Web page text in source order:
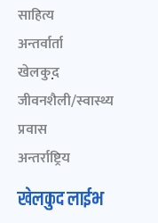
साहित्य
अन्तर्वार्ता
खेलकुद़़
जीवनशैली/स्वास्थ्य
प्रवास
अन्तर्राष्ट्रिय
खेलकुद लाईभ